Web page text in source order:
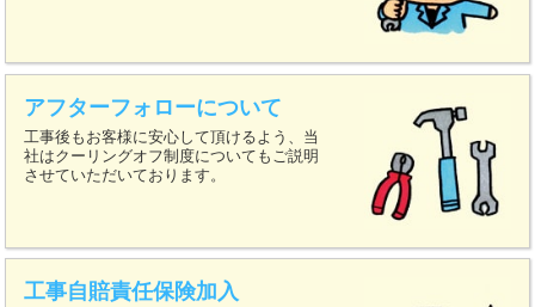
アフターフォローについて
工事後もお客様に安心して頂けるよう、当
社はクーリングオフ制度についてもご説明
させていただいております。
工事自賠責任保険加入